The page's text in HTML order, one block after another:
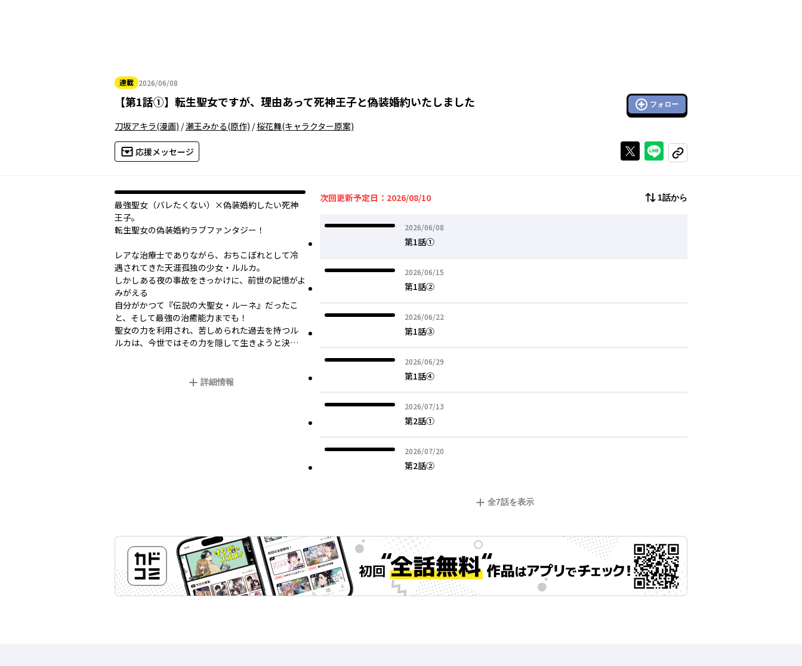
連載 2026/06/08
2026年06月08日
【第1話①】 転生聖女ですが、理由あって死神王子と偽装婚約いたしました フォロー
刀坂アキラ(漫画) /瀬王みかる(原作) /桜花舞(キャラクター原案)
応援メッセージ Xで投稿するラインでシェアする
コピーする
最強聖女（バレたくない）×偽装婚約したい死神
王子。
転生聖女の偽装婚約ラブファンタジー！
レアな治療士でありながら、おちこぼれとして冷
遇されてきた天涯孤独の少女・ルルカ。
しかしある夜の事故をきっかけに、前世の記憶がよ
みがえる――
自分がかつて『伝説の大聖女・ルーネ』だったこ
と、そして最強の治癒能力までも！
聖女の力を利用され、苦しめられた過去を持つル
ルカは、今世ではその力を隠して生きようと決…
詳細情報
次回更新予定日：2026/08/10 1話から
2026/06/08
2026年06月08日
第1話①
2026/06/15
2026年06月15日
第1話②
2026/06/22
2026年06月22日
第1話③
2026/06/29
2026年06月29日
第1話④
2026/07/13
2026年07月13日
第2話①
2026/07/20
2026年07月20日
第2話②
全7話を表示